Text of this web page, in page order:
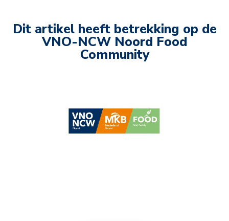
Dit artikel heeft betrekking op de
VNO-NCW Noord Food
Community